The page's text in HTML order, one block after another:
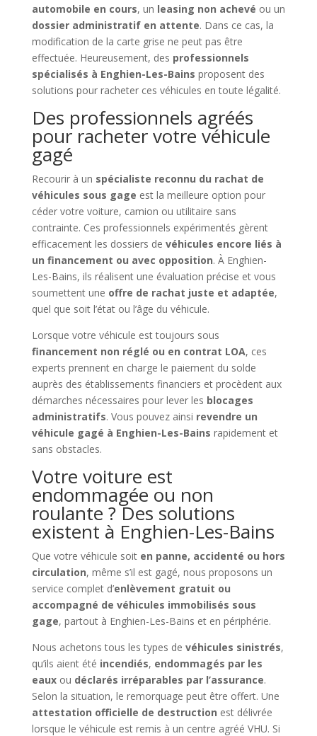
automobile en cours, un leasing non achevé ou un
dossier administratif en attente. Dans ce cas, la
modification de la carte grise ne peut pas être
effectuée. Heureusement, des professionnels
spécialisés à Enghien-Les-Bains proposent des
solutions pour racheter ces véhicules en toute légalité.
Des professionnels agréés
pour racheter votre véhicule
gagé
Recourir à un spécialiste reconnu du rachat de
véhicules sous gage est la meilleure option pour
céder votre voiture, camion ou utilitaire sans
contrainte. Ces professionnels expérimentés gèrent
efficacement les dossiers de véhicules encore liés à
un financement ou avec opposition. À Enghien-
Les-Bains, ils réalisent une évaluation précise et vous
soumettent une offre de rachat juste et adaptée,
quel que soit l’état ou l’âge du véhicule.
Lorsque votre véhicule est toujours sous
financement non réglé ou en contrat LOA, ces
experts prennent en charge le paiement du solde
auprès des établissements financiers et procèdent aux
démarches nécessaires pour lever les blocages
administratifs. Vous pouvez ainsi revendre un
véhicule gagé à Enghien-Les-Bains rapidement et
sans obstacles.
Votre voiture est
endommagée ou non
roulante ? Des solutions
existent à Enghien-Les-Bains
Que votre véhicule soit en panne, accidenté ou hors
circulation, même s’il est gagé, nous proposons un
service complet d’enlèvement gratuit ou
accompagné de véhicules immobilisés sous
gage, partout à Enghien-Les-Bains et en périphérie.
Nous achetons tous les types de véhicules sinistrés,
qu’ils aient été incendiés, endommagés par les
eauxou déclarés irréparables par l’assurance.
Selon la situation, le remorquage peut être offert. Une
attestation officielle de destruction est délivrée
lorsque le véhicule est remis à un centre agréé VHU. Si